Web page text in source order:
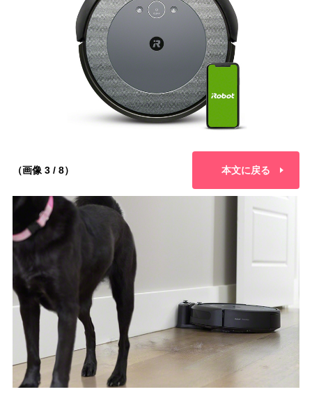
（画像 3 / 8） 本文に戻る